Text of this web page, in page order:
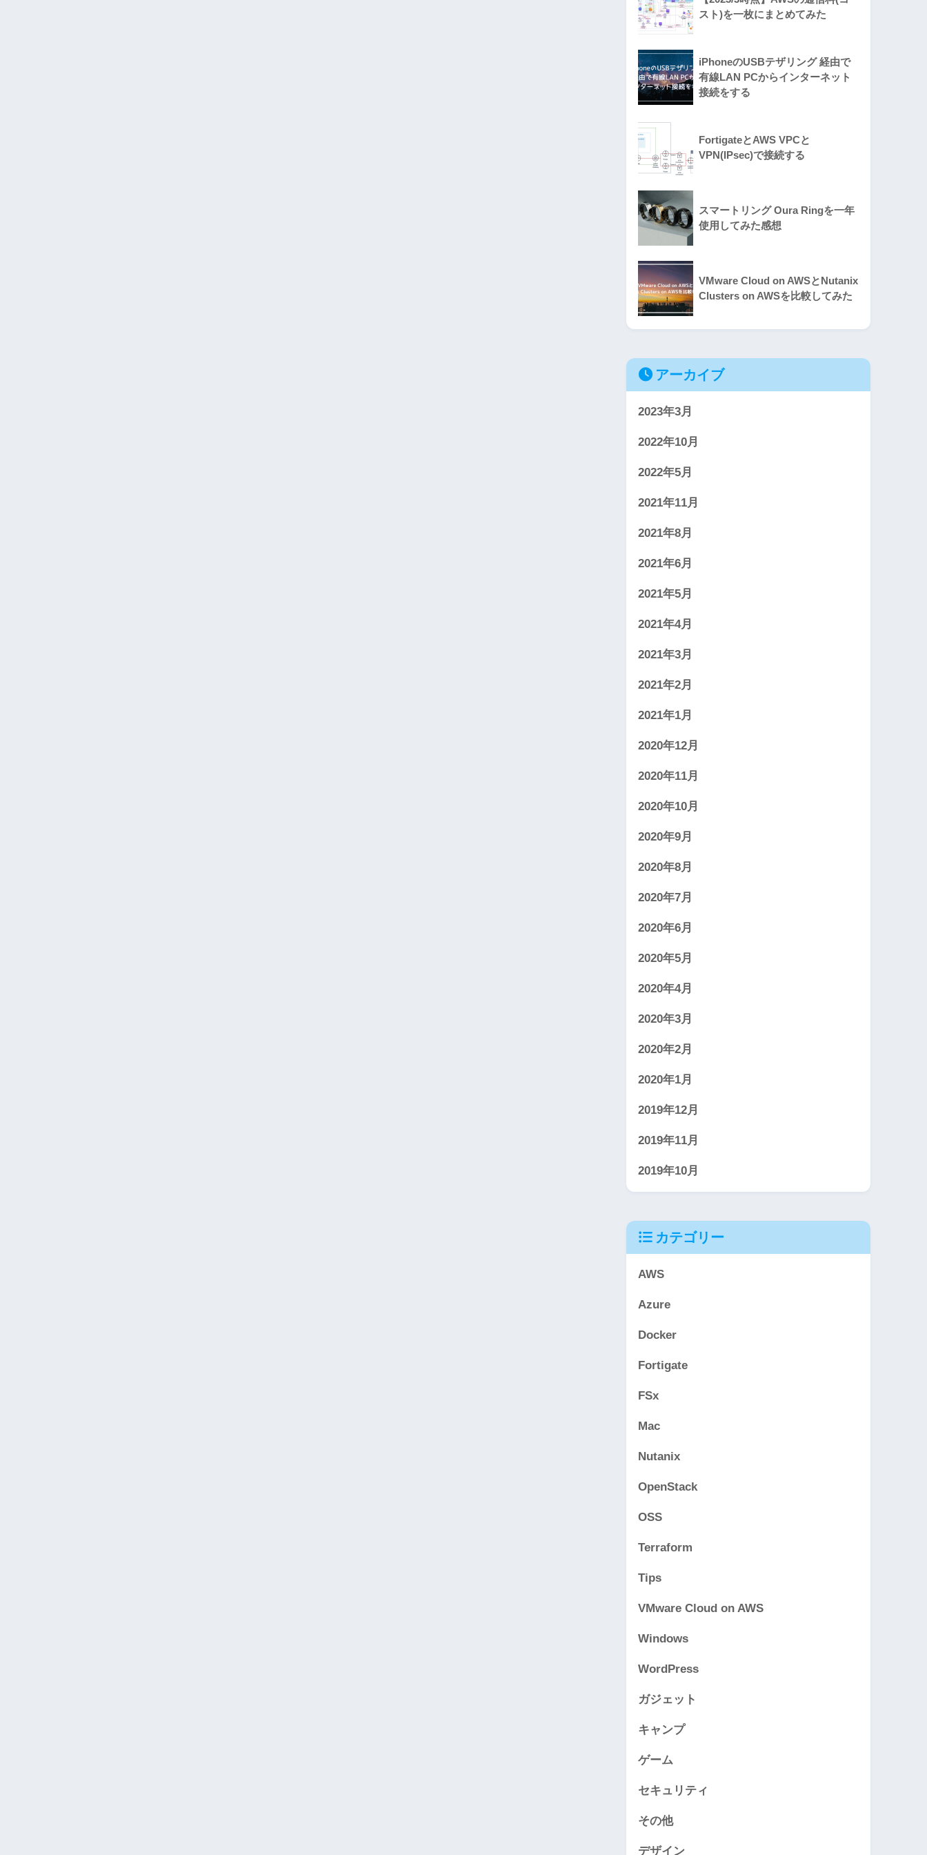
スト)を一枚にまとめてみた
iPhoneのUSBテザリング 経由で
有線LAN PCからインターネット
接続をする
FortigateとAWS VPCと
VPN(IPsec)で接続する
スマートリング Oura Ringを一年
使用してみた感想
VMware Cloud on AWSとNutanix
Clusters on AWSを比較してみた
アーカイブ
2023年3月
2022年10月
2022年5月
2021年11月
2021年8月
2021年6月
2021年5月
2021年4月
2021年3月
2021年2月
2021年1月
2020年12月
2020年11月
2020年10月
2020年9月
2020年8月
2020年7月
2020年6月
2020年5月
2020年4月
2020年3月
2020年2月
2020年1月
2019年12月
2019年11月
2019年10月
カテゴリー
AWS
Azure
Docker
Fortigate
FSx
Mac
Nutanix
OpenStack
OSS
Terraform
Tips
VMware Cloud on AWS
Windows
WordPress
ガジェット
キャンプ
ゲーム
セキュリティ
その他
デザイン